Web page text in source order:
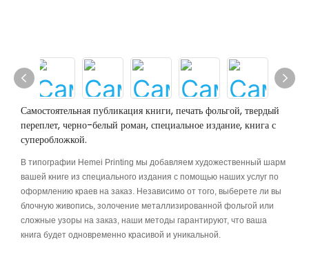
Самостоятельная публикация книги, печать фольгой, твердый
переплет, черно-белый роман, специальное издание, книга с
суперобложкой.
В типографии Hemei Printing мы добавляем художественный шарм
вашей книге из специального издания с помощью наших услуг по
оформлению краев на заказ. Независимо от того, выберете ли вы
блочную живопись, золочение металлизированной фольгой или
сложные узоры на заказ, наши методы гарантируют, что ваша
книга будет одновременно красивой и уникальной.